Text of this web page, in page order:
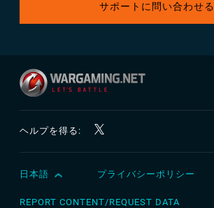
サポートに問い合わせる
ヘルプを得る:
English
Čeština
日本語 プライバシーポリシー
REPORT CONTENT/REQUEST DATA